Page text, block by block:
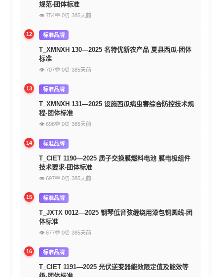
规范-团体标准
👁 754💬 0⏰ 385天前
12 标准品牌
T_XMNXH 130—2025 名特优新农产品 夏县西瓜-团体
标准
👁 707💬 0⏰ 385天前
13 标准品牌
T_XMNXH 131—2025 设施西瓜病虫害综合防控技术规
程-团体标准
👁 698💬 0⏰ 385天前
14 标准品牌
T_CIET 1190—2025 质子交换膜燃料电池 膜电极组件
技术要求-团体标准
👁 697💬 0⏰ 385天前
15 标准品牌
T_JXTX 0012—2025 钢琴低音弦缠绕用漆包铜圆线-团
体标准
👁 677💬 0⏰ 385天前
16 标准品牌
T_CIET 1191—2025 光伏逆变器能效限定值及能效等